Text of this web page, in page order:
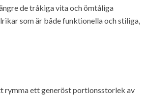
de tråkiga vita och ömtåliga
som är både funktionella och stiliga,
rymma ett generöst portionsstorlek av